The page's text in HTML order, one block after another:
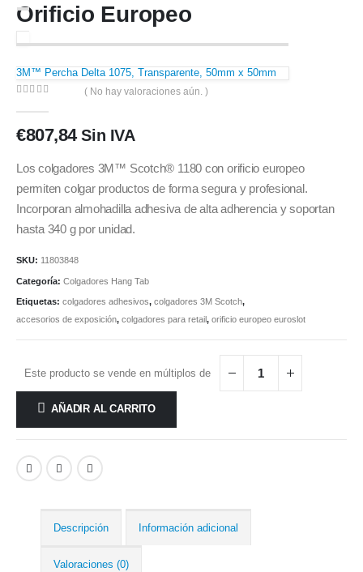
Orificio Europeo
3M™ Percha Delta 1075, Transparente, 50mm x 50mm
( No hay valoraciones aún. )
€807,84 Sin IVA
Los colgadores 3M™ Scotch® 1180 con orificio europeo
permiten colgar productos de forma segura y profesional.
Incorporan almohadilla adhesiva de alta adherencia y soportan
hasta 340 g por unidad.
SKU: 11803848
Categoría: Colgadores Hang Tab
Etiquetas: colgadores adhesivos, colgadores 3M Scotch,
accesorios de exposición, colgadores para retail, orificio europeo euroslot
Este producto se vende en múltiplos de
AÑADIR AL CARRITO
Descripción Información adicional
Valoraciones (0)